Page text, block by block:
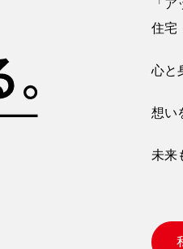
「
住宅
心と
想い
未来